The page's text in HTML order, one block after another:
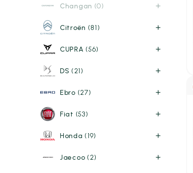
Changan (0)
Citroën (81)
CUPRA (56)
DS (21)
Ebro (27)
Fiat (53)
Honda (19)
Jaecoo (2)